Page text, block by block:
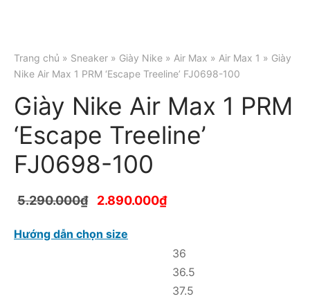
Trang chủ » Sneaker » Giày Nike » Air Max » Air Max 1 » Giày
Nike Air Max 1 PRM ‘Escape Treeline’ FJ0698-100
Giày Nike Air Max 1 PRM
‘Escape Treeline’
FJ0698-100
5.290.000₫ 2.890.000₫
Hướng dẫn chọn size
36
36.5
37.5